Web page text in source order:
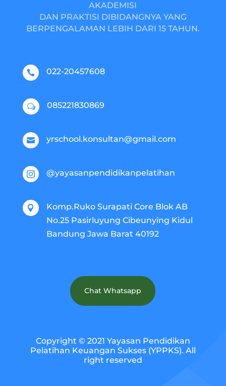
AKADEMISI
DAN PRAKTISI DIBIDANGNYA YANG
BERPENGALAMAN LEBIH DARI 15 TAHUN.
 022-20457608
w 085221830869
 yrschool.konsultan@gmail.com
 @yayasanpendidikanpelatihan

Komp.Ruko Surapati Core Blok AB
No.25 Pasirluyung Cibeunying Kidul
Bandung Jawa Barat 40192
Chat Whatsapp
Copyright © 2021 Yayasan Pendidikan
Pelatihan Keuangan Sukses (YPPKS). All
right reserved